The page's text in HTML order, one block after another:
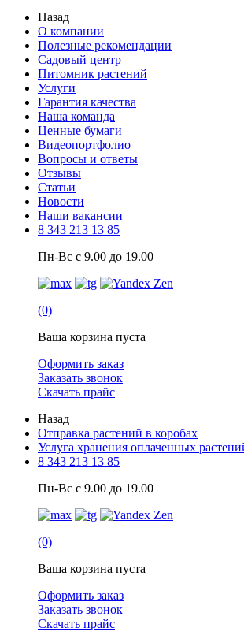
Назад
О компании
Полезные рекомендации
Садовый центр
Питомник растений
Услуги
Гарантия качества
Наша команда
Ценные бумаги
Видеопортфолио
Вопросы и ответы
Отзывы
Статьи
Новости
Наши вакансии
8 343 213 13 85
Пн-Вс с 9.00 до 19.00
(0)
Ваша корзина пуста
Оформить заказ
Заказать звонок
Скачать прайс
Назад
Отправка растений в коробах
Услуга хранения оплаченных
8 343 213 13 85
Пн-Вс с 9.00 до 19.00
(0)
Ваша корзина пуста
Оформить заказ
Заказать звонок
Скачать прайс